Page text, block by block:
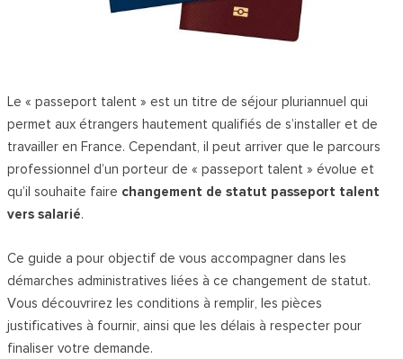
Le « passeport talent » est un titre de séjour pluriannuel qui
permet aux étrangers hautement qualifiés de s’installer et de
travailler en France. Cependant, il peut arriver que le parcours
professionnel d’un porteur de « passeport talent » évolue et
qu’il souhaite faire changement de statut passeport talent
vers salarié.
Ce guide a pour objectif de vous accompagner dans les
démarches administratives liées à ce changement de statut.
Vous découvrirez les conditions à remplir, les pièces
justificatives à fournir, ainsi que les délais à respecter pour
finaliser votre demande.